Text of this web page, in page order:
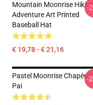
Mountain Moonrise
Adventure Art Printed
Baseball Hat
€ 19,78 - € 21,16
-
Pastel Moonrise Chapéu
Pai
-